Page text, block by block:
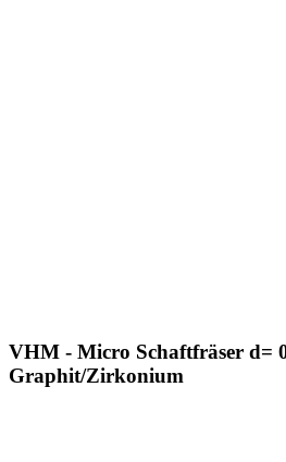
VHM - Micro Schaftfräser d=
Graphit/Zirkonium